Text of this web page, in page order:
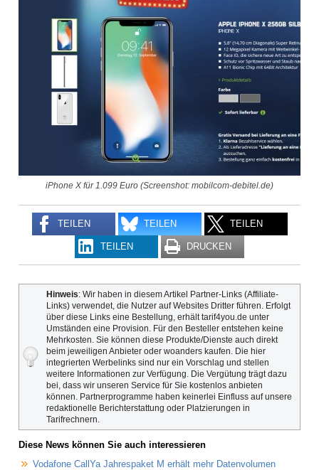
iPhone X für 1.099 Euro (Screenshot: mobilcom-debitel.de)
TEILEN TEILEN TEILEN
TEILEN DRUCKEN
Hinweis: Wir haben in diesem Artikel Partner-Links (Affiliate-
Links) verwendet, die Nutzer auf Websites Dritter führen. Erfolgt
über diese Links eine Bestellung, erhält tarif4you.de unter
Umständen eine Provision. Für den Besteller entstehen keine
Mehrkosten. Sie können diese Produkte/Dienste auch direkt
beim jeweiligen Anbieter oder woanders kaufen. Die hier
integrierten Werbelinks sind nur ein Vorschlag und stellen
weitere Informationen zur Verfügung. Die Vergütung trägt dazu
bei, dass wir unseren Service für Sie kostenlos anbieten
können. Partnerprogramme haben keinerlei Einfluss auf unsere
redaktionelle Berichterstattung oder Platzierungen in
Tarifrechnern.
Diese News können Sie auch interessieren
Vodafone CallYa Jahrespaket M erhält mehr Datenvolumen